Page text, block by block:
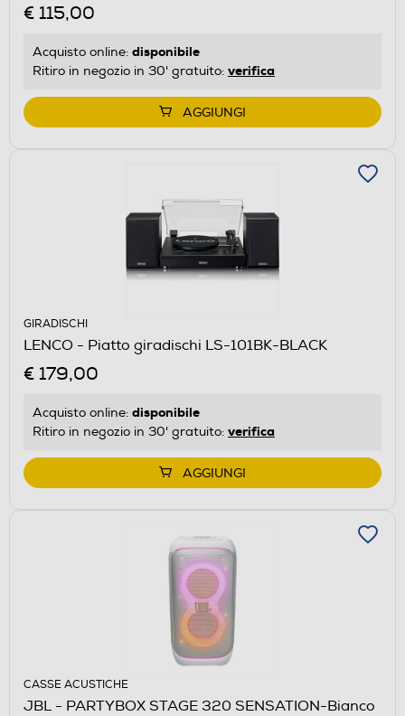
€ 115,00
Acquisto online: disponibile
Ritiro in negozio in 30' gratuito: verifica
AGGIUNGI
GIRADISCHI
LENCO - Piatto giradischi LS-101BK-BLACK
€ 179,00
Acquisto online: disponibile
Ritiro in negozio in 30' gratuito: verifica
AGGIUNGI
CASSE ACUSTICHE
JBL - PARTYBOX STAGE 320 SENSATION-Bianco